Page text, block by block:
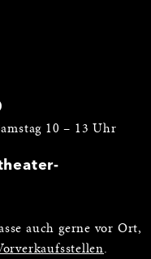
10 – 13 Uhr
auch gerne vor Ort,
.